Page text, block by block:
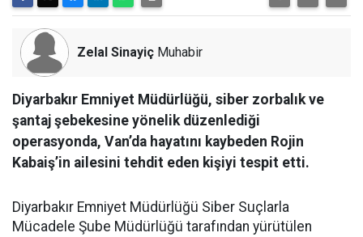
Zelal Sinayiç Muhabir
Diyarbakır Emniyet Müdürlüğü, siber zorbalık ve
şantaj şebekesine yönelik düzenlediği
operasyonda, Van’da hayatını kaybeden Rojin
Kabaiş’in ailesini tehdit eden kişiyi tespit etti.
Diyarbakır Emniyet Müdürlüğü Siber Suçlarla
Mücadele Şube Müdürlüğü tarafından yürütülen